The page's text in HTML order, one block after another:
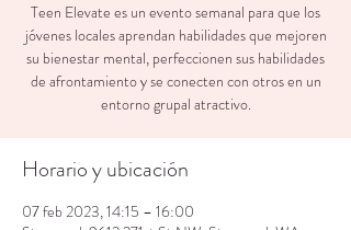
Teen Elevate es un evento semanal para que los
jóvenes locales aprendan habilidades que mejoren
su bienestar mental, perfeccionen sus habilidades
de afrontamiento y se conecten con otros en un
entorno grupal atractivo.
Horario y ubicación
07 feb 2023, 14:15 – 16:00